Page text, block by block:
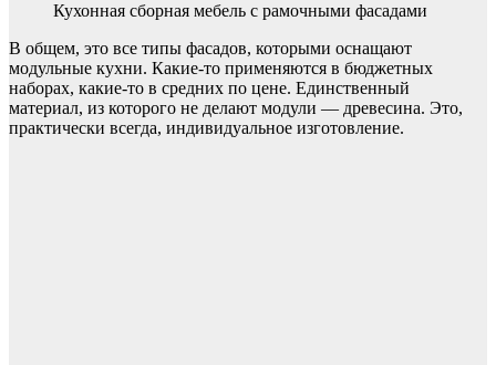
Кухонная сборная мебель с рамочными фасадами
В общем, это все типы фасадов, которыми оснащают
модульные кухни. Какие-то применяются в бюджетных
наборах, какие-то в средних по цене. Единственный
материал, из которого не делают модули — древесина. Это,
практически всегда, индивидуальное изготовление.